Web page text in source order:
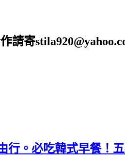
請寄
行。必吃韓式早餐！